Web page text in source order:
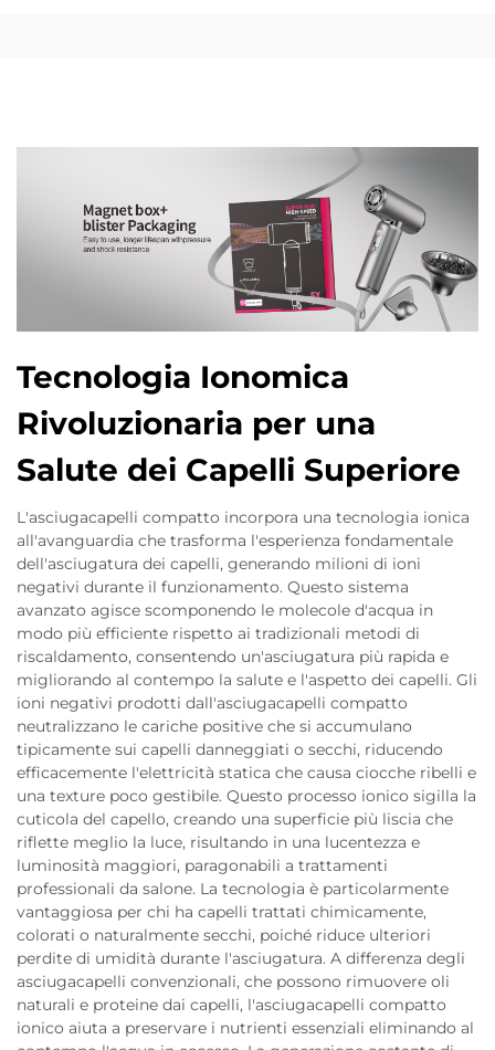
Tecnologia Ionomica
Rivoluzionaria per una
Salute dei Capelli Superiore
L'asciugacapelli compatto incorpora una tecnologia ionica
all'avanguardia che trasforma l'esperienza fondamentale
dell'asciugatura dei capelli, generando milioni di ioni
negativi durante il funzionamento. Questo sistema
avanzato agisce scomponendo le molecole d'acqua in
modo più efficiente rispetto ai tradizionali metodi di
riscaldamento, consentendo un'asciugatura più rapida e
migliorando al contempo la salute e l'aspetto dei capelli. Gli
ioni negativi prodotti dall'asciugacapelli compatto
neutralizzano le cariche positive che si accumulano
tipicamente sui capelli danneggiati o secchi, riducendo
efficacemente l'elettricità statica che causa ciocche ribelli e
una texture poco gestibile. Questo processo ionico sigilla la
cuticola del capello, creando una superficie più liscia che
riflette meglio la luce, risultando in una lucentezza e
luminosità maggiori, paragonabili a trattamenti
professionali da salone. La tecnologia è particolarmente
vantaggiosa per chi ha capelli trattati chimicamente,
colorati o naturalmente secchi, poiché riduce ulteriori
perdite di umidità durante l'asciugatura. A differenza degli
asciugacapelli convenzionali, che possono rimuovere oli
naturali e proteine dai capelli, l'asciugacapelli compatto
ionico aiuta a preservare i nutrienti essenziali eliminando al